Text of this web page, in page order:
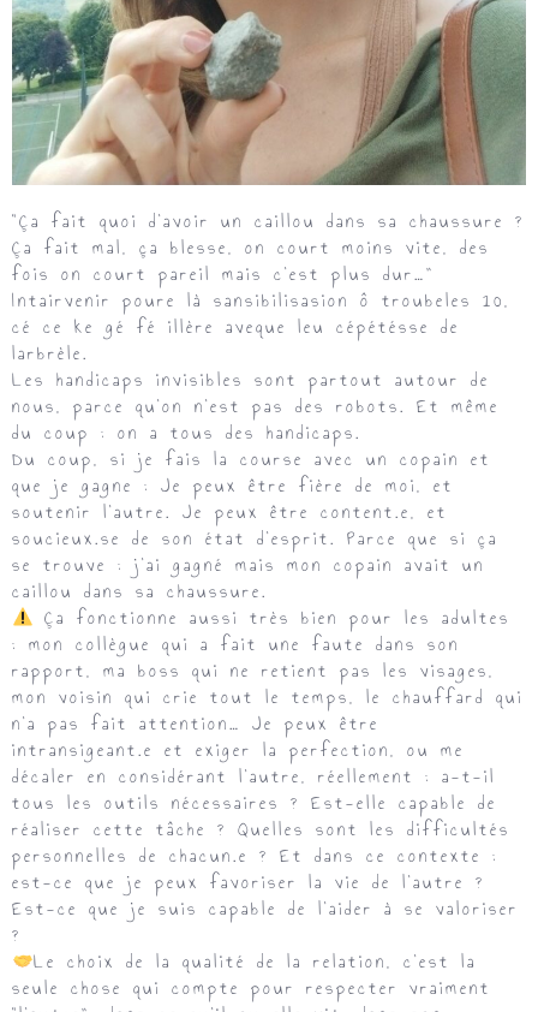
“Ça fait quoi d’avoir un caillou dans sa chaussure ?
Ça fait mal, ça blesse, on court moins vite, des
fois on court pareil mais c’est plus dur…”
Intairvenir poure là sansibilisasion ô troubeles 10,
cé ce ke gé fé illère aveque leu cépétésse de
larbrèle.
Les handicaps invisibles sont partout autour de
nous, parce qu’on n’est pas des robots. Et même
du coup : on a tous des handicaps.
Du coup, si je fais la course avec un copain et
que je gagne : Je peux être fière de moi, et
soutenir l’autre. Je peux être content.e, et
soucieux.se de son état d’esprit. Parce que si ça
se trouve : j’ai gagné mais mon copain avait un
caillou dans sa chaussure.
Ça fonctionne aussi très bien pour les adultes
: mon collègue qui a fait une faute dans son
rapport, ma boss qui ne retient pas les visages,
mon voisin qui crie tout le temps, le chauffard qui
n’a pas fait attention… Je peux être
intransigeant.e et exiger la perfection, ou me
décaler en considérant l’autre, réellement : a-t-il
tous les outils nécessaires ? Est-elle capable de
réaliser cette tâche ? Quelles sont les difficultés
personnelles de chacun.e ? Et dans ce contexte :
est-ce que je peux favoriser la vie de l’autre ?
Est-ce que je suis capable de l’aider à se valoriser
?
Le choix de la qualité de la relation, c’est la
seule chose qui compte pour respecter vraiment